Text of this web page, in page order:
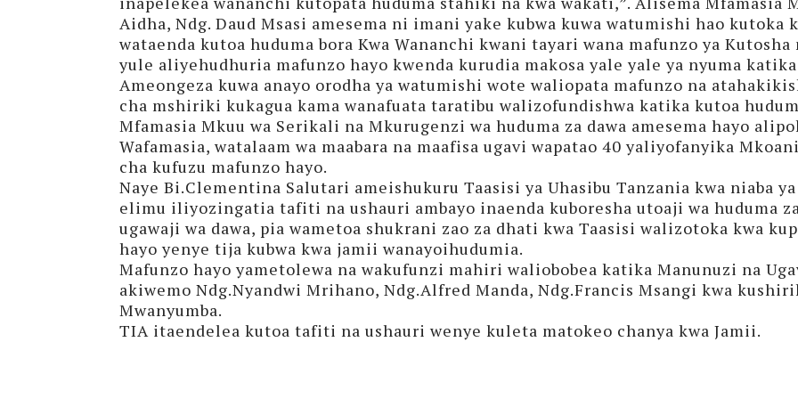
Aidha, Ndg. Daud Msasi amesema ni imani yake kubwa kuwa watumishi hao
wataenda kutoa huduma bora Kwa Wananchi kwani tayari wana mafunzo ya
yule aliyehudhuria mafunzo hayo kwenda kurudia makosa yale yale ya nyuma
Ameongeza kuwa anayo orodha ya watumishi wote waliopata mafunzo na
cha mshiriki kukagua kama wanafuata taratibu walizofundishwa katika kutoa
Mfamasia Mkuu wa Serikali na Mkurugenzi wa huduma za dawa amesema hayo
Wafamasia, watalaam wa maabara na maafisa ugavi wapatao 40 yaliyofanyika
cha kufuzu mafunzo hayo.
Naye Bi.Clementina Salutari ameishukuru Taasisi ya Uhasibu Tanzania kwa niaba
elimu iliyozingatia tafiti na ushauri ambayo inaenda kuboresha utoaji wa huduma
ugawaji wa dawa, pia wametoa shukrani zao za dhati kwa Taasisi walizotoka kwa
hayo yenye tija kubwa kwa jamii wanayoihudumia.
Mafunzo hayo yametolewa na wakufunzi mahiri waliobobea katika Manunuzi na
akiwemo Ndg.Nyandwi Mrihano, Ndg.Alfred Manda, Ndg.Francis Msangi kwa
Mwanyumba.
TIA itaendelea kutoa tafiti na ushauri wenye kuleta matokeo chanya kwa Jamii.